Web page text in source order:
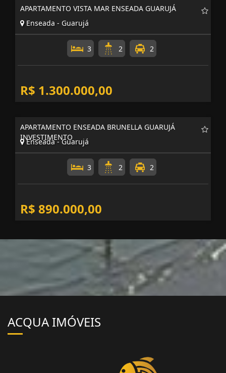
APARTAMENTO VISTA MAR ENSEADA GUARUJÁ
Enseada - Guarujá
3 2 2
R$ 1.300.000,00
APARTAMENTO ENSEADA BRUNELLA GUARUJÁ
INVESTIMENTO
Enseada - Guarujá
3 2 2
R$ 890.000,00
ACQUA IMÓVEIS